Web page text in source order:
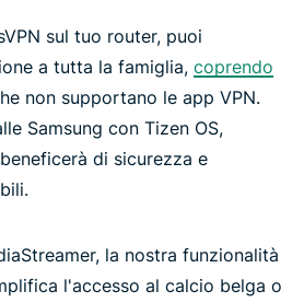
sul tuo router, puoi
a tutta la famiglia, coprendo
non supportano le app VPN.
Samsung con Tizen OS,
di sicurezza e
la nostra funzionalità
l'accesso al calcio belga o